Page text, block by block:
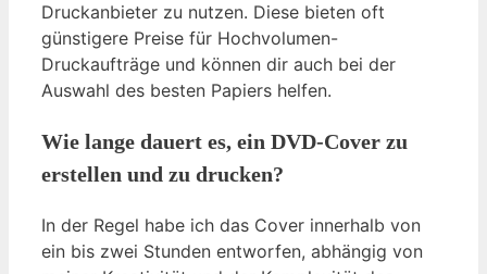
Druckanbieter zu nutzen. Diese bieten oft
günstigere Preise für Hochvolumen-
Druckaufträge und können dir auch bei der
Auswahl des besten Papiers helfen.
Wie lange dauert es, ein DVD-Cover zu
erstellen und zu drucken?
In der Regel habe ich das Cover innerhalb von
ein bis zwei Stunden entworfen, abhängig von